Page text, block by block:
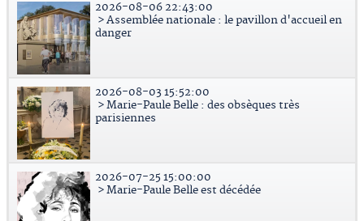
2026-08-06 22:43:00
> Assemblée nationale : le pavillon d'accueil en
danger
2026-08-03 15:52:00
> Marie-Paule Belle : des obsèques très
parisiennes
2026-07-25 15:00:00
> Marie-Paule Belle est décédée